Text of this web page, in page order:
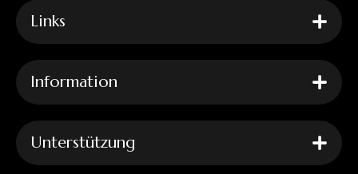
Links
Information
Unterstützung